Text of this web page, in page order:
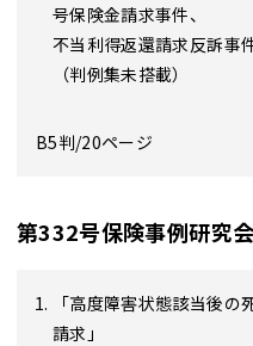
号保険金請求事件、
不当利得返還請求反訴事件
（判例集未搭載）
B5判/20ページ
第332号保険事例研究
「高度障害状態該当後
請求」